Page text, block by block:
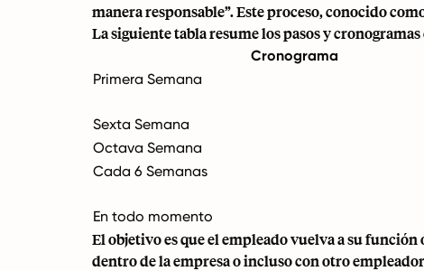
manera responsable”. Este proceso, conocido
La siguiente tabla resume los pasos y
Cronograma
Primera Semana
Sexta Semana
Octava Semana
Cada 6 Semanas
En todo momento
El objetivo es que el empleado vuelva a su
dentro de la empresa o incluso con otro